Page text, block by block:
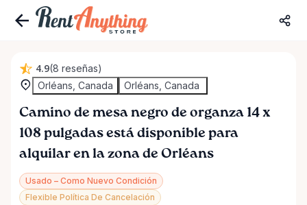
Usado – Como Nuevo Condición
Flexible Política De Cancelación
Camino de mesa negro de organza 14 x
108 pulgadas está disponible para
alquilar en la zona de Orléans
4.9(8 reseñas)
Orléans, Canada
Orléans, Canada